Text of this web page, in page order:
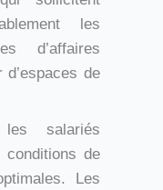
les
d’affaires
de
salariés
conditions de
Les